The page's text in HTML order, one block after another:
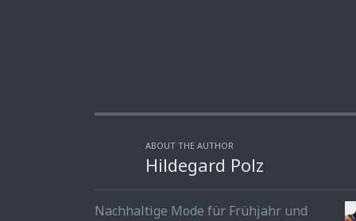
ABOUT THE AUTHOR
Hildegard Polz
Nachhaltige Mode für Frühjahr und